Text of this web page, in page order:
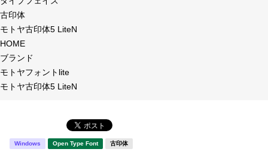
特集
年間ライセンス商品
新着一覧
商品名
フォント形式
タイプフェイス
明朝体
古印体
モトヤ古印体5 LiteN
HOME
ブランド
モトヤフォントlite
モトヤ古印体5 LiteN
Windows Open Type Font 古印体